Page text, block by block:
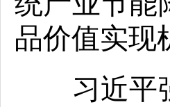
品价值实现
习近平强